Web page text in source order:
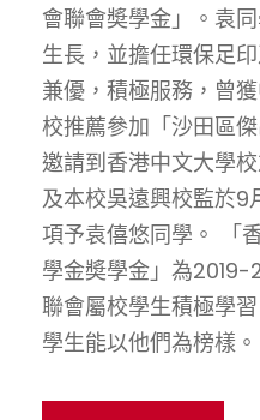
會聯會奬學金」。袁
生長，並擔任環保足
兼優，積極服務，曾
校推薦參加「沙田區
邀請到香港中文大學
及本校吳遠興校監於
項予袁僖悠同學。 「
學金奬學金」為
聯會屬校學生積極學
學生能以他們為榜樣。